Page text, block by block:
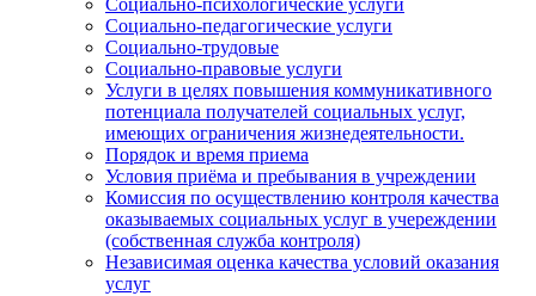
Социально-психологические услуги
Социально-педагогические услуги
Социально-трудовые
Социально-правовые услуги
Услуги в целях повышения коммуникативного
потенциала получателей социальных услуг,
имеющих ограничения жизнедеятельности.
Порядок и время приема
Условия приёма и пребывания в учреждении
Комиссия по осуществлению контроля качества
оказываемых социальных услуг в учереждении
(собственная служба контроля)
Независимая оценка качества условий оказания
услуг